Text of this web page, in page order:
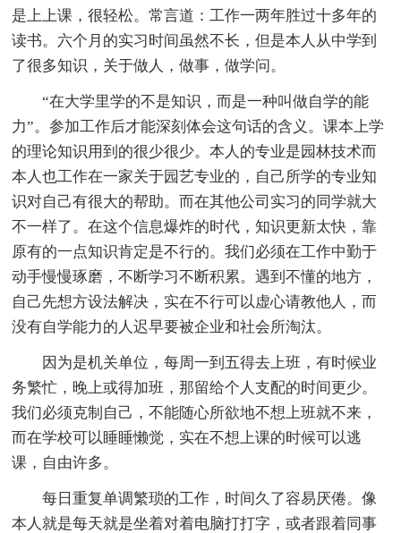
是上上课，很轻松。常言道：工作一两年胜过十多年的
读书。六个月的实习时间虽然不长，但是本人从中学到
了很多知识，关于做人，做事，做学问。
“在大学里学的不是知识，而是一种叫做自学的能
力”。参加工作后才能深刻体会这句话的含义。课本上学
的理论知识用到的很少很少。本人的专业是园林技术而
本人也工作在一家关于园艺专业的，自己所学的专业知
识对自己有很大的帮助。而在其他公司实习的同学就大
不一样了。在这个信息爆炸的时代，知识更新太快，靠
原有的一点知识肯定是不行的。我们必须在工作中勤于
动手慢慢琢磨，不断学习不断积累。遇到不懂的地方，
自己先想方设法解决，实在不行可以虚心请教他人，而
没有自学能力的人迟早要被企业和社会所淘汰。
因为是机关单位，每周一到五得去上班，有时候业
务繁忙，晚上或得加班，那留给个人支配的时间更少。
我们必须克制自己，不能随心所欲地不想上班就不来，
而在学校可以睡睡懒觉，实在不想上课的时候可以逃
课，自由许多。
每日重复单调繁琐的工作，时间久了容易厌倦。像
本人就是每天就是坐着对着电脑打打字，或者跟着同事